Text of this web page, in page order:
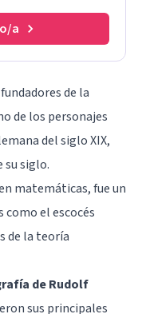
a
de la
de los personajes
del siglo XIX,
su siglo.
matemáticas, fue un
el escocés
de la teoría
de Rudolf
sus principales